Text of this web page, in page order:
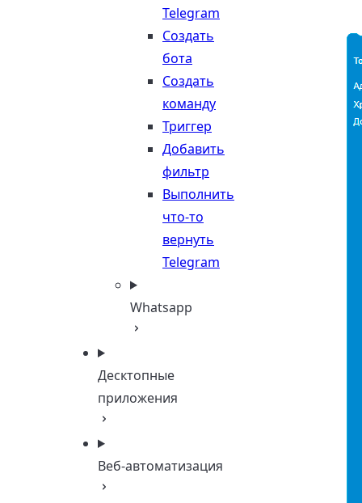
Telegram
Создать
бота
Создать
команду
Триггер
Добавить
фильтр
Выполнить
что-то
вернуть
Telegram
Whatsapp
Десктопные
приложения
Веб-автоматизация